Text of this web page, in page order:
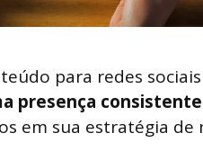
para redes
presença consistente
em sua estratégia